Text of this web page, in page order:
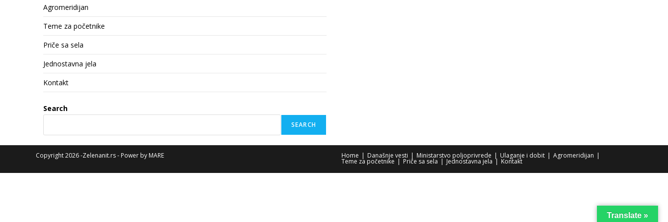
Agromeridijan
Teme za početnike
Priče sa sela
Jednostavna jela
Kontakt
Search
SEARCH
Home Današnje vesti Ministarstvo poljoprivrede Ulaganje i dobit Agromeridijan
Teme za početnike Priče sa sela Jednostavna jela Kontakt
Copyright 2026 -Zelenanit.rs - Power by MARE
Translate »